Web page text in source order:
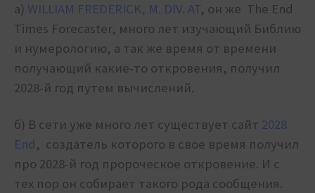
а) WILLIAM FREDERICK, M. DIV. AT, он же The End
Times Forecaster, много лет изучающий Библию
и нумерологию, а так же время от времени
получающий какие-то откровения, получил
2028-й год путем вычислений.
б) В сети уже много лет существует сайт 2028
End, создатель которого в свое время получил
про 2028-й год пророческое откровение. И с
тех пор он собирает такого рода сообщения.